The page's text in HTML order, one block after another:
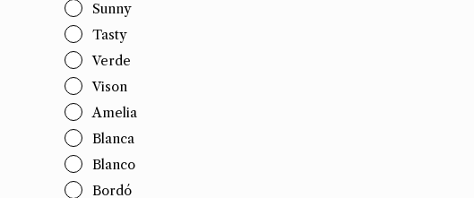
Sunny
Tasty
Verde
Vison
Amelia
Blanca
Blanco
Bordó